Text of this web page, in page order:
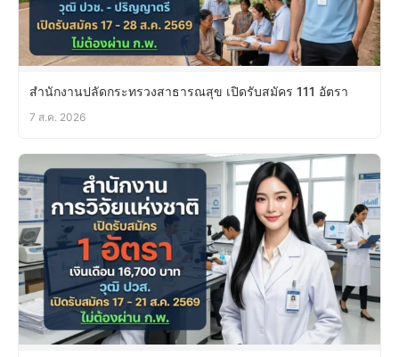
สำนักงานปลัดกระทรวงสาธารณสุข เปิดรับสมัคร 111 อัตรา
7 ส.ค. 2026